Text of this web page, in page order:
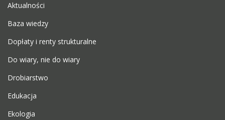
Aktualności
Baza wiedzy
Dopłaty i renty strukturalne
Do wiary, nie do wiary
Drobiarstwo
Edukacja
Ekologia